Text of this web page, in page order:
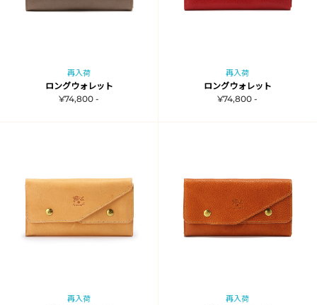
再入荷
ロングウォレット
¥74,800 -
再入荷
ロングウォレット
¥74,800 -
再入荷 再入荷